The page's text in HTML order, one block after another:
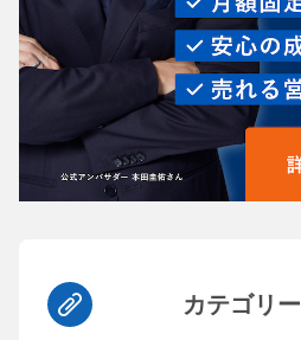
カテゴリ